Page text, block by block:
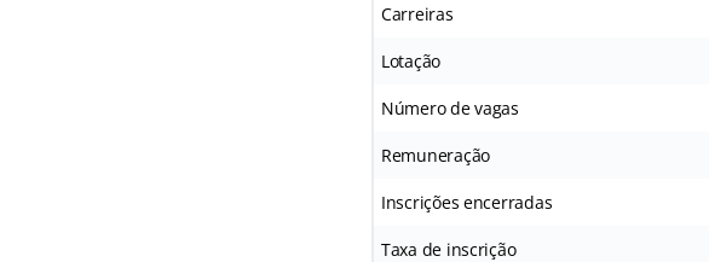
Carreiras
Lotação
Número de vagas
Remuneração
Inscrições encerradas
Taxa de inscrição